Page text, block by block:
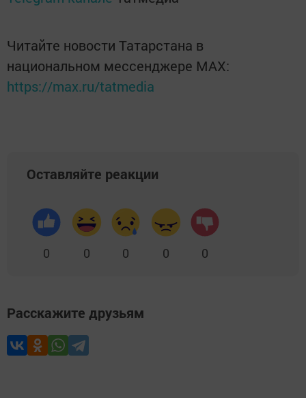
Читайте новости Татарстана в
национальном мессенджере MАХ:
https://max.ru/tatmedia
Оставляйте реакции
0 0 0 0 0
Расскажите друзьям